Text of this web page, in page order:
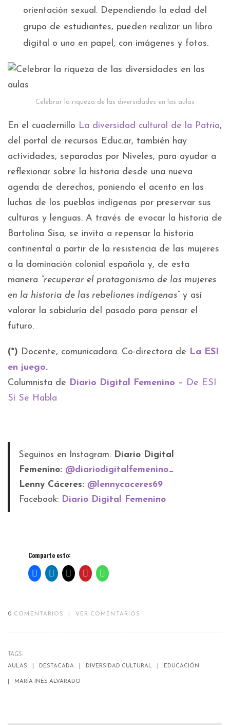
orientación sexual. Dependiendo la edad del
grupo de estudiantes, pueden realizar un libro
digital o uno en papel, con imágenes y fotos.
Celebrar la riqueza de las diversidades en las aulas
En el cuadernillo La diversidad cultural de la Patria,
del portal de recursos Educ.ar, también hay
actividades, separadas por Niveles, para ayudar a
reflexionar sobre la historia desde una nueva
agenda de derechos, poniendo el acento en las
luchas de los pueblos indígenas por preservar sus
culturas y lenguas. A través de evocar la historia de
Bartolina Sisa, se invita a repensar la historia
continental a partir de la resistencia de las mujeres
a la dominación colonial española y, de esta
manera “recuperar el protagonismo de las mujeres
en la historia de las rebeliones indígenas” y así
valorar la sabiduría del pasado para pensar el
futuro.
(*) Docente, comunicadora. Co-directora de La ESI
en juego.
Columnista de Diario Digital Femenino – De ESI
Sí Se Habla
Seguinos en Instagram.Diario Digital
Femenino: @diariodigitalfemenino_
Lenny Cáceres: @lennycaceres69
Facebook: Diario Digital Femenino
Comparte esto:
0 COMENTARIOS VER COMENTARIOS
TAGS:
AULAS
DESTACADA DIVERSIDAD CULTURAL EDUCACIÓN
MARÍA INÉS ALVARADO